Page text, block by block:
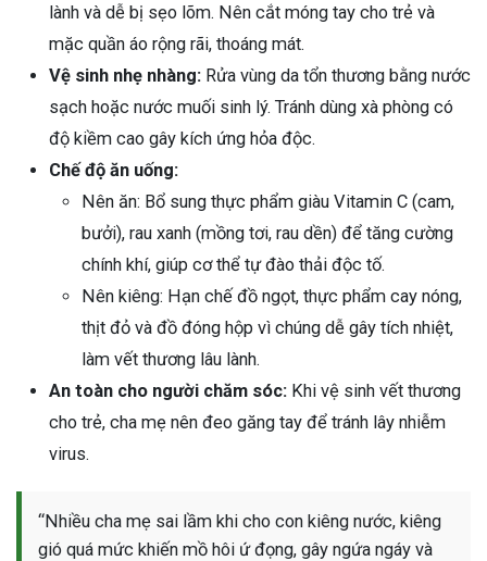
lành và dễ bị sẹo lõm. Nên cắt móng tay cho trẻ và
mặc quần áo rộng rãi, thoáng mát.
Vệ sinh nhẹ nhàng: Rửa vùng da tổn thương bằng nước
sạch hoặc nước muối sinh lý. Tránh dùng xà phòng có
độ kiềm cao gây kích ứng hỏa độc.
Chế độ ăn uống:
Nên ăn: Bổ sung thực phẩm giàu Vitamin C (cam,
bưởi), rau xanh (mồng tơi, rau dền) để tăng cường
chính khí, giúp cơ thể tự đào thải độc tố.
Nên kiêng: Hạn chế đồ ngọt, thực phẩm cay nóng,
thịt đỏ và đồ đóng hộp vì chúng dễ gây tích nhiệt,
làm vết thương lâu lành.
An toàn cho người chăm sóc: Khi vệ sinh vết thương
cho trẻ, cha mẹ nên đeo găng tay để tránh lây nhiễm
virus.
“Nhiều cha mẹ sai lầm khi cho con kiêng nước, kiêng
gió quá mức khiến mồ hôi ứ đọng, gây ngứa ngáy và